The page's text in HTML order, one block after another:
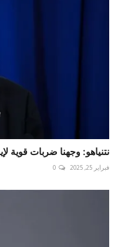
نتنياهو: وجهنا ضربات قوية
فبراير 25, 2025 0